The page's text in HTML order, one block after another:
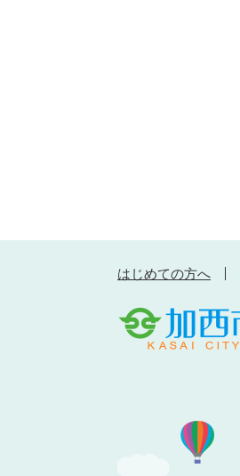
はじめての方へ